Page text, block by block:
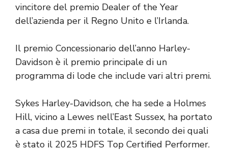
vincitore del premio Dealer of the Year
dell’azienda per il Regno Unito e l’Irlanda.
Il premio Concessionario dell’anno Harley-
Davidson è il premio principale di un
programma di lode che include vari altri premi.
Sykes Harley-Davidson, che ha sede a Holmes
Hill, vicino a Lewes nell’East Sussex, ha portato
a casa due premi in totale, il secondo dei quali
è stato il 2025 HDFS Top Certified Performer.